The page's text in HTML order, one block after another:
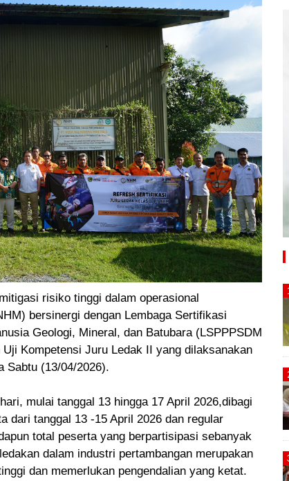
risiko tinggi dalam operasional
bersinergi dengan Lembaga Sertifikasi
Geologi, Mineral, dan Batubara (LSPPPSDM
Kompetensi Juru Ledak II yang dilaksanakan
Sabtu (13/04/2026).
mulai tanggal 13 hingga 17 April 2026,dibagi
dari tanggal 13 -15 April 2026 dan regular
total peserta yang berpartisipasi sebanyak
dalam industri pertambangan merupakan
dan memerlukan pengendalian yang ketat.